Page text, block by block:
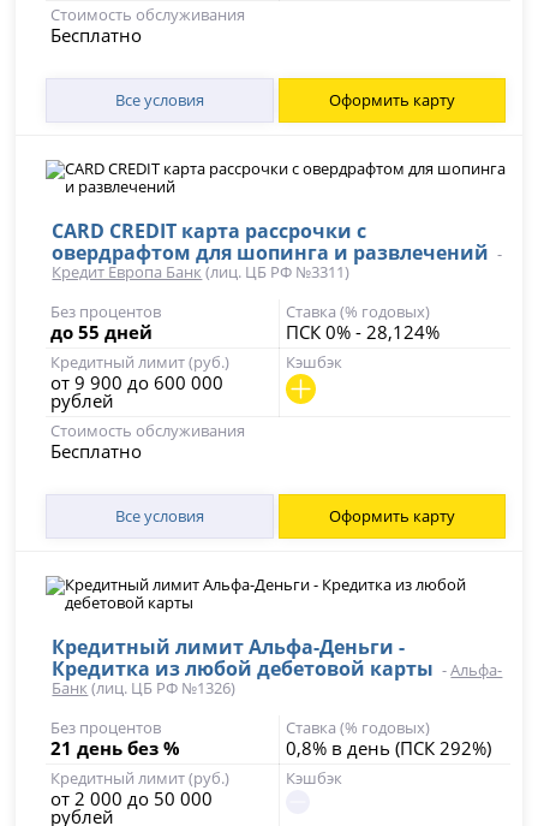
Стоимость обслуживания
Бесплатно
Все условия Оформить карту
CARD CREDIT карта рассрочки с
овердрафтом для шопинга и развлечений -
Кредит Европа Банк (лиц. ЦБ РФ №3311)
Без процентов
до 55 дней
Ставка (% годовых)
ПСК 0% - 28,124%
Кредитный лимит (руб.)
от 9 900 до 600 000
рублей
Кэшбэк
Стоимость обслуживания
Бесплатно
Все условия Оформить карту
Кредитный лимит Альфа-Деньги -
Кредитка из любой дебетовой карты -Альфа-
Банк (лиц. ЦБ РФ №1326)
Без процентов
21 день без %
Ставка (% годовых)
0,8% в день (ПСК 292%)
Кредитный лимит (руб.)
от 2 000 до 50 000
рублей
Кэшбэк